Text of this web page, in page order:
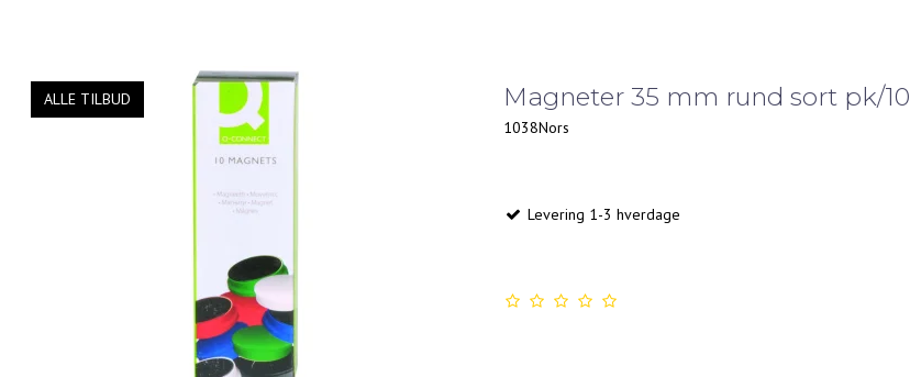
ALLE TILBUD Magneter 35 mm rund sort pk/10
1038Nors
Levering 1-3 hverdage